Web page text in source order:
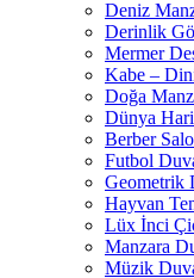
Deniz
Derinlik
Mermer
Kabe –
Doğa
Dünya
Berber
Futbol
Geometrik
Hayvan
Lüx İnci
Manzara
Müzik